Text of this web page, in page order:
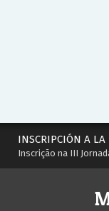
INSCRIPCIÓN A
Inscrição na III